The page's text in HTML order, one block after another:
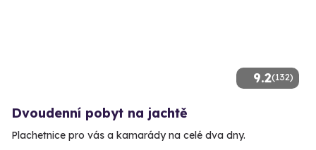
9.2(132)
Dvoudenní pobyt na jachtě
Plachetnice pro vás a kamarády na celé dva dny.